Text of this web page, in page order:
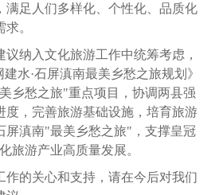
满足人们多样化、个性化、品质化
。
纳入文化旅游工作中统筹考虑，
水·石屏滇南最美乡愁之旅规划》
乡愁之旅"重点项目，协调两县强
度，完善旅游基础设施，培育旅游
滇南"最美乡愁之旅"，支撑皇冠
旅游产业高质量发展。
作的关心和支持，请在今后对我们